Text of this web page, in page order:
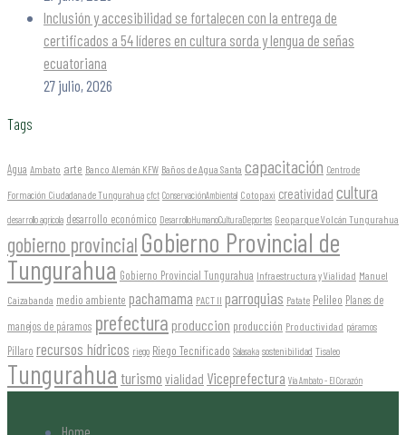
Inclusión y accesibilidad se fortalecen con la entrega de
certificados a 54 líderes en cultura sorda y lengua de señas
ecuatoriana
27 julio, 2026
Tags
Agua Ambato arte Banco Alemán KFW Baños de Agua Santa capacitación Centro de
Formación Ciudadana de Tungurahua cfct ConservaciónAmbiental Cotopaxi creatividad cultura
desarrollo agrícola desarrollo económico DesarrolloHumanoCulturaDeportes Geoparque Volcán Tungurahua
gobierno provincial Gobierno Provincial de
Tungurahua Gobierno Provincial Tungurahua Infraestructura y Vialidad Manuel
Caizabanda medio ambiente pachamama PACT II parroquias Patate Pelileo Planes de
manejos de páramos prefectura produccion producción Productividad páramos
Píllaro recursos hídricos riego Riego Tecnificado Salasaka sostenibilidad Tisaleo
Tungurahua turismo vialidad Viceprefectura Vía Ambato - El Corazón